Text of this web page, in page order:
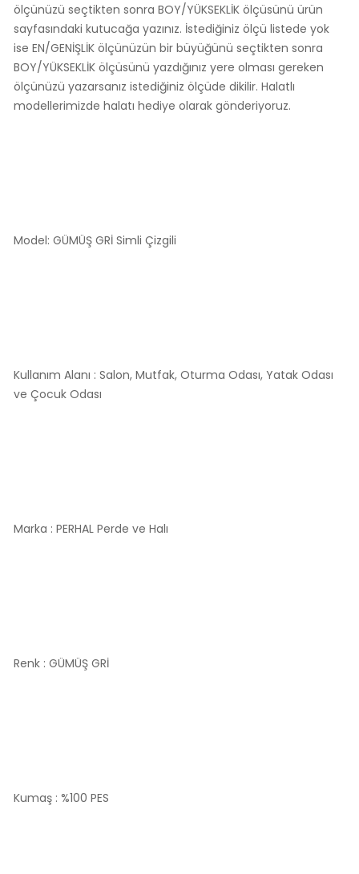
ölçünüzü seçtikten sonra BOY/YÜKSEKLİK ölçüsünü ürün
sayfasındaki kutucağa yazınız. İstediğiniz ölçü listede yok
ise EN/GENİŞLİK ölçünüzün bir büyüğünü seçtikten sonra
BOY/YÜKSEKLİK ölçüsünü yazdığınız yere olması gereken
ölçünüzü yazarsanız istediğiniz ölçüde dikilir. Halatlı
modellerimizde halatı hediye olarak gönderiyoruz.
Model: GÜMÜŞ GRİ Simli Çizgili
Kullanım Alanı : Salon, Mutfak, Oturma Odası, Yatak Odası
ve Çocuk Odası
Marka : PERHAL Perde ve Halı
Renk : GÜMÜŞ GRİ
Kumaş : %100 PES